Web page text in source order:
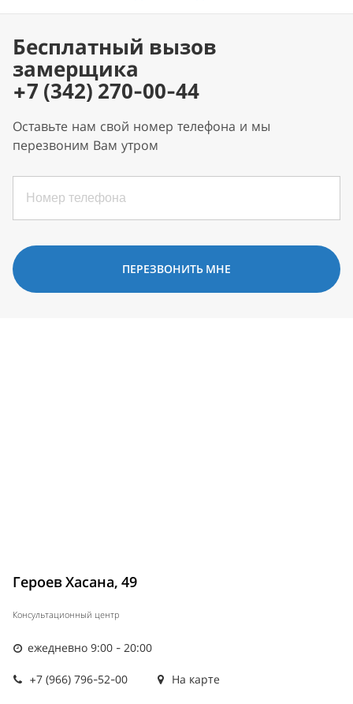
Бесплатный вызов
замерщика
+7 (342) 270-00-44
Оставьте нам свой номер телефона и мы
перезвоним Вам утром
ПЕРЕЗВОНИТЬ МНЕ
Героев Хасана, 49
Консультационный центр
ежедневно 9:00 - 20:00
+7 (966) 796-52-00 На карте